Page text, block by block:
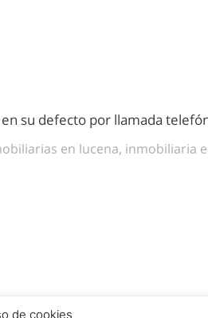
su defecto por llamada
en lucena, inmobiliaria
de cookies